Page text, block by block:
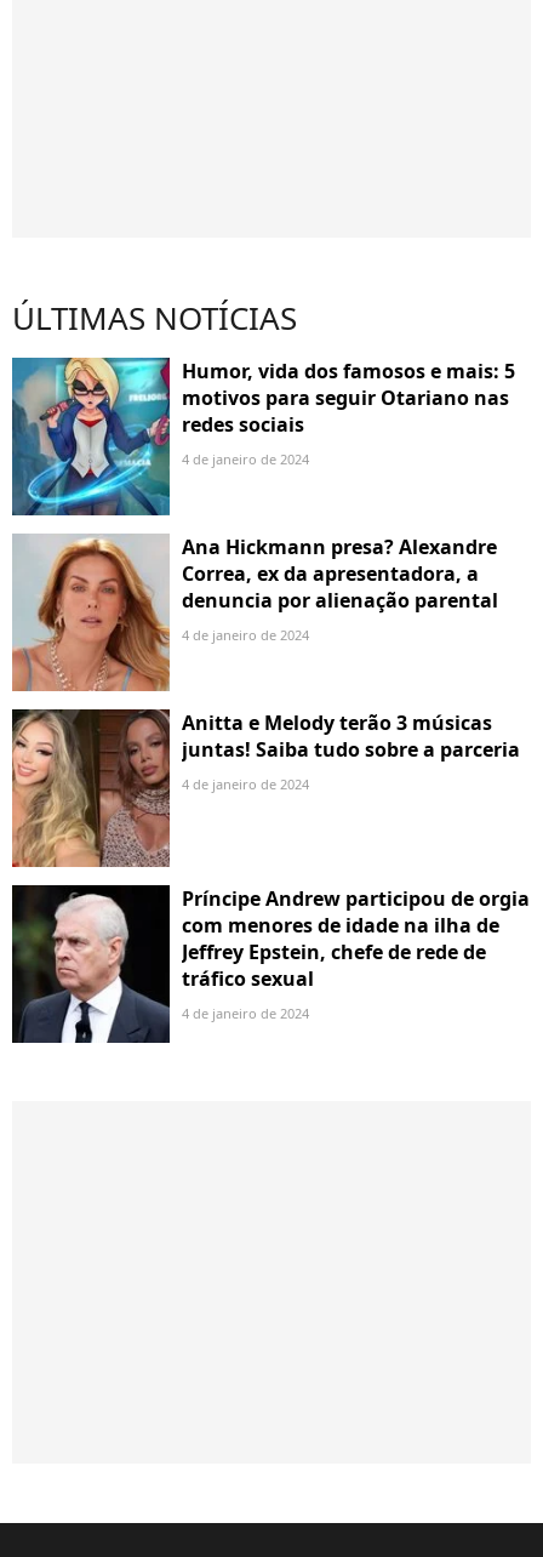
ÚLTIMAS NOTÍCIAS
Humor, vida dos famosos e mais: 5
motivos para seguir Otariano nas
redes sociais
4 de janeiro de 2024
Ana Hickmann presa? Alexandre
Correa, ex da apresentadora, a
denuncia por alienação parental
4 de janeiro de 2024
Anitta e Melody terão 3 músicas
juntas! Saiba tudo sobre a parceria
4 de janeiro de 2024
Príncipe Andrew participou de orgia
com menores de idade na ilha de
Jeffrey Epstein, chefe de rede de
tráfico sexual
4 de janeiro de 2024